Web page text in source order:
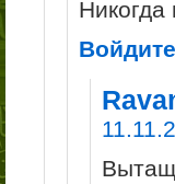
Никогда